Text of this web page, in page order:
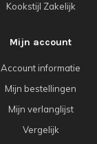
Kookstijl Zakelijk
Mijn account
Account informatie
Mijn bestellingen
Mijn verlanglijst
Vergelijk